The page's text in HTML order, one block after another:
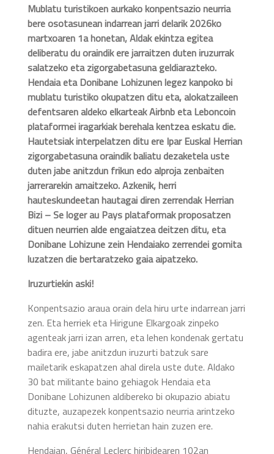
Mublatu turistikoen aurkako konpentsazio neurria
bere osotasunean indarrean jarri delarik 2026ko
martxoaren 1a honetan, Aldak ekintza egitea
deliberatu du oraindik ere jarraitzen duten iruzurrak
salatzeko eta zigorgabetasuna geldiarazteko.
Hendaia eta Donibane Lohizunen legez kanpoko bi
mublatu turistiko okupatzen ditu eta, alokatzaileen
defentsaren aldeko elkarteak Airbnb eta Leboncoin
plataformei iragarkiak berehala kentzea eskatu die.
Hautetsiak interpelatzen ditu ere Ipar Euskal Herrian
zigorgabetasuna oraindik baliatu dezaketela uste
duten jabe anitzdun frikun edo alproja zenbaiten
jarrerarekin amaitzeko. Azkenik, herri
hauteskundeetan hautagai diren zerrendak Herrian
Bizi – Se loger au Pays plataformak proposatzen
dituen neurrien alde engaiatzea deitzen ditu, eta
Donibane Lohizune zein Hendaiako zerrendei gomita
luzatzen die bertaratzeko gaia aipatzeko.
Iruzurtiekin aski!
Konpentsazio araua orain dela hiru urte indarrean jarri
zen. Eta herriek eta Hirigune Elkargoak zinpeko
agenteak jarri izan arren, eta lehen kondenak gertatu
badira ere, jabe anitzdun iruzurti batzuk sare
mailetarik eskapatzen ahal direla uste dute. Aldako
30 bat militante baino gehiagok Hendaia eta
Donibane Lohizunen aldibereko bi okupazio abiatu
dituzte, auzapezek konpentsazio neurria arintzeko
nahia erakutsi duten herrietan hain zuzen ere.
Hendaian, Général Leclerc hiribidearen 102an